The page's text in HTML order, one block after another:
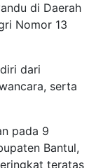
di Daerah
Nomor 13
dari
serta
pada 9
Bantul,
teratas